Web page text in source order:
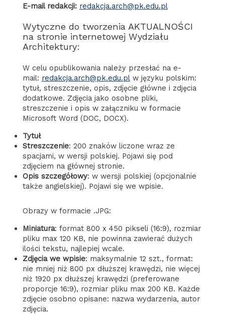
E-mail redakcji: redakcja.arch@pk.edu.pl
Wytyczne do tworzenia AKTUALNOŚCI
na stronie internetowej Wydziału
Architektury:
W celu opublikowania należy przesłać na e-
mail: redakcja.arch@pk.edu.plw języku polskim:
tytuł, streszczenie, opis, zdjęcie główne i zdjęcia
dodatkowe. Zdjęcia jako osobne pliki,
streszczenie i opis w załączniku w formacie
Microsoft Word (DOC, DOCX).
Tytuł
Streszczenie: 200 znaków liczone wraz ze
spacjami, w wersji polskiej. Pojawi się pod
zdjęciem na głównej stronie.
Opis szczegółowy: w wersji polskiej (opcjonalnie
także angielskiej). Pojawi się we wpisie.
Obrazy w formacie .JPG:
Miniatura: format 800 x 450 pikseli (16:9), rozmiar
pliku max 120 KB, nie powinna zawierać dużych
ilości tekstu, najlepiej wcale.
Zdjęcia we wpisie: maksymalnie 12 szt., format:
nie mniej niż 800 px dłuższej krawędzi, nie więcej
niż 1920 px dłuższej krawędzi (preferowane
proporcje 16:9), rozmiar pliku max 200 KB. Każde
zdjęcie osobno opisane: nazwa wydarzenia, autor
zdjęcia.